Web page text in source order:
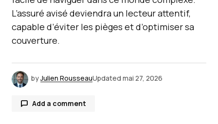
L’assuré avisé deviendra un lecteur attentif,
capable d’éviter les pièges et d’optimiser sa
couverture.
byJulien RousseauUpdated mai 27, 2026
Add a comment